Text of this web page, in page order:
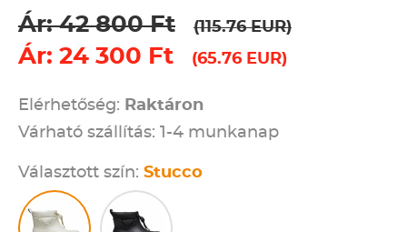
Ár: 42 800 Ft
(115.76 EUR)
Ár: 24 300 Ft (65.76 EUR)
Elérhetőség: Raktáron
Várható szállítás: 1-4 munkanap
Választott szín: Stucco